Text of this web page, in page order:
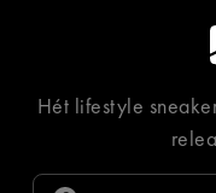
Hét lifestyle